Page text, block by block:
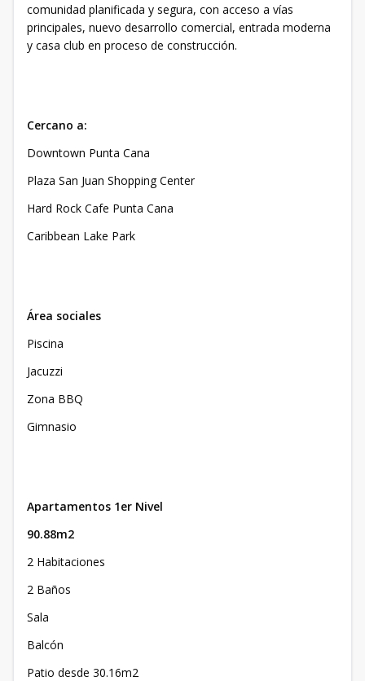
comunidad planificada y segura, con acceso a vías
principales, nuevo desarrollo comercial, entrada moderna
y casa club en proceso de construcción.
Cercano a:
Downtown Punta Cana
Plaza San Juan Shopping Center
Hard Rock Cafe Punta Cana
Caribbean Lake Park
Área sociales
Piscina
Jacuzzi
Zona BBQ
Gimnasio
Apartamentos 1er Nivel
90.88m2
2 Habitaciones
2 Baños
Sala
Balcón
Patio desde 30.16m2